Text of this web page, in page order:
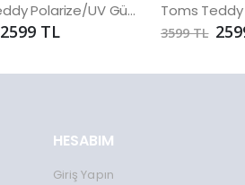
Toms Teddy Polarize/UV Güneş Gözlüğü
2599 TL 3599 TL
HESABIM
Giriş Yapın